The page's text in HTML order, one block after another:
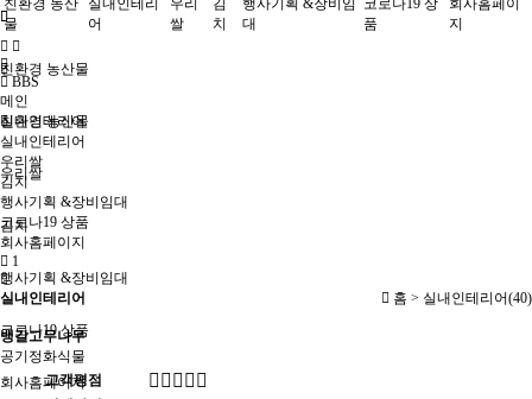
친환경 농산물
실내인테리어
우리쌀
김치
행사기획 &장비임대
코로나19 상품
회사홈페이지
친환경 농산
물
실내인테리
어
우리
쌀
김
치
행사기획 &장비임
대
코로나19 상
품
회사홈페이
지
BBS
메인
친환경 농산물
실내인테리어
우리쌀
김치
행사기획 &장비임대
코로나19 상품
회사홈페이지
1
홈 > 실내인테리어(40)
실내인테리어
뱅갈고무나무
공기정화식물
고객평점